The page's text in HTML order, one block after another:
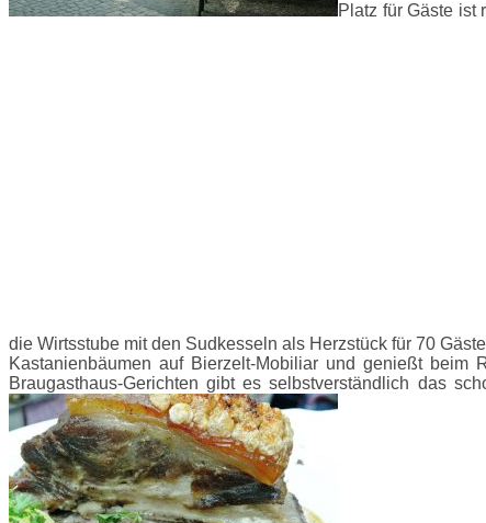
Platz für Gäste ist
die Wirtsstube mit den Sudkesseln als Herzstück für 70
Kastanienbäumen auf Bierzelt-Mobiliar und genießt beim
Braugasthaus-Gerichten gibt es selbstverständlich das